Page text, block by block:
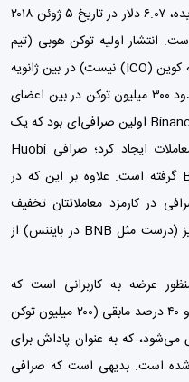
بالاترین قیمتی که توکن Huobi به خود دیده، ۶.۰۷ دلار در تاریخ ۵ ژوئن ۲۰۱۸
میلیون توکن است. انتشار اولیه توکن هوبی (تیم
سازنده اصرار دارد که این یک عرضه اولیه کوین (ICO) نیست) در بین ژانویه
تا فوریه ۲۰۱۸ اتفاق افتاد. در آن تاریخ، حدود ۳۰۰ میلیون توکن در بین اعضای
VIP‌ صرافی هوبی منتشر شد. در واقع، Binance اولین صرافی‌ای بود که یک
کوین به منظور تخفیف در کارمزدهای معاملات ایجاد کرد؛ صرافی Huobi
قابلیت‌ها و مزایای توکن خود را از BNB گرفته است. علاوه بر این که در
در کارمزد معاملاتتان تخفیف
می‌گیرید،‌ این صرافی توکن‌های شما را نیز (درست مثل BNB‌ در بایننس) از
عرضه به کاربرانی است که
سیستم‌های پلتفرم را پیش خرید کرده‌اند و ۴۰ درصد مابقی (۲۰۰ میلیون توکن
که به عنوان پاداش برای
شده است. بدیهی است که صرافی